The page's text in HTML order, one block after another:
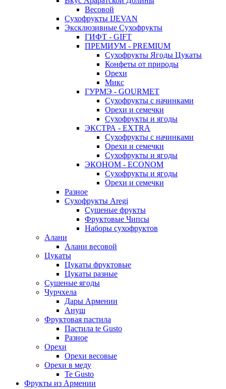
Весовой
Сухофрукты IJEVAN
Эксклюзивные Сухофрукты
ГИФТ - GIFT
ПРЕМИУМ - PREMIUM
Сухофрукты Ягоды Цукаты
Конфеты от природы
Орехи
Микс
ГУРМЭ - GOURMET
Сухофрукты с начинками
Орехи и семечки
Сухофрукты и ягоды
ЭКСТРА - EXTRA
Сухофрукты с начинками
Орехи и семечки
Сухофрукты и ягоды
ЭКОНОМ - ECONOM
Сухофрукты и ягоды
Орехи и семечки
Разное
Сухофрукты Aregi
Сушеные фрукты
Фруктовые Чипсы
Наборы сухофруктов
Алани
Алани весовой
Цукаты
Цукаты фруктовые
Цукаты разные
Сушеные ягоды
Чурчхела
Дары Армении
Ануш
Фруктовая пастила
Пастила te Gusto
Разное
Орехи
Орехи весовые
Орехи в меду
Te Gusto
Фрукты из Армении